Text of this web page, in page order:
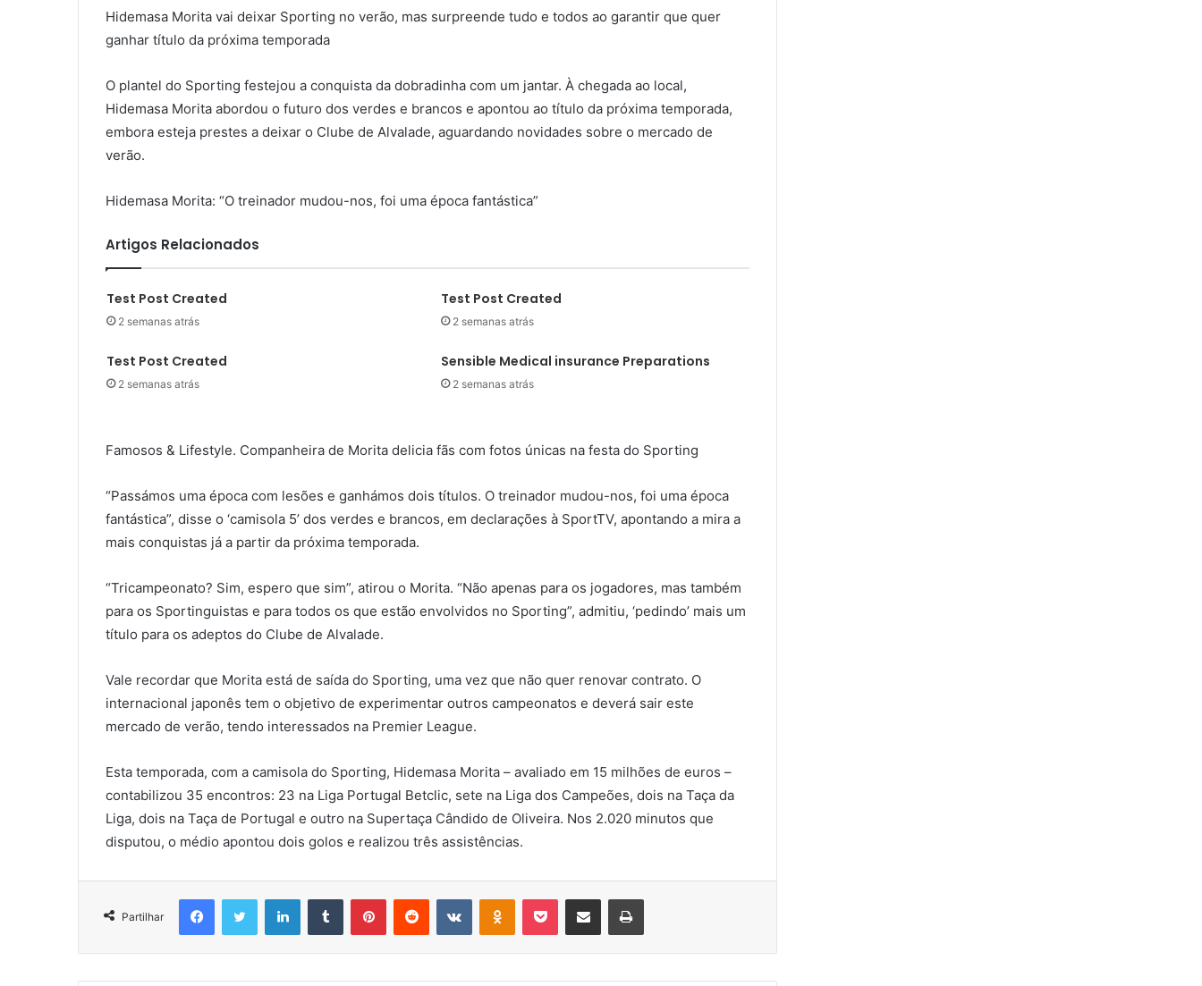
Hidemasa Morita vai deixar Sporting no verão, mas surpreende tudo e todos ao garantir que quer
ganhar título da próxima temporada
O plantel do Sporting festejou a conquista da dobradinha com um jantar. À chegada ao local,
Hidemasa Morita abordou o futuro dos verdes e brancos e apontou ao título da próxima temporada,
embora esteja prestes a deixar o Clube de Alvalade, aguardando novidades sobre o mercado de
verão.
Hidemasa Morita: “O treinador mudou-nos, foi uma época fantástica”
Artigos Relacionados
Test Post Created
2 semanas atrás
Test Post Created
2 semanas atrás
Test Post Created
2 semanas atrás
Sensible Medical insurance Preparations
2 semanas atrás
Famosos & Lifestyle. Companheira de Morita delicia fãs com fotos únicas na festa do Sporting
“Passámos uma época com lesões e ganhámos dois títulos. O treinador mudou-nos, foi uma época
fantástica”, disse o ‘camisola 5’ dos verdes e brancos, em declarações à SportTV, apontando a mira a
mais conquistas já a partir da próxima temporada.
“Tricampeonato? Sim, espero que sim”, atirou o Morita. “Não apenas para os jogadores, mas também
para os Sportinguistas e para todos os que estão envolvidos no Sporting”, admitiu, ‘pedindo’ mais um
título para os adeptos do Clube de Alvalade.
Vale recordar que Morita está de saída do Sporting, uma vez que não quer renovar contrato. O
internacional japonês tem o objetivo de experimentar outros campeonatos e deverá sair este
mercado de verão, tendo interessados na Premier League.
Esta temporada, com a camisola do Sporting, Hidemasa Morita – avaliado em 15 milhões de euros –
contabilizou 35 encontros: 23 na Liga Portugal Betclic, sete na Liga dos Campeões, dois na Taça da
Liga, dois na Taça de Portugal e outro na Supertaça Cândido de Oliveira. Nos 2.020 minutos que
disputou, o médio apontou dois golos e realizou três assistências.
Partilhar
FacebookTwitter LinkedInTumblr PinterestReddit VKontakteOdnoklassniki
Pocket Partilhar Via Email Imprimir